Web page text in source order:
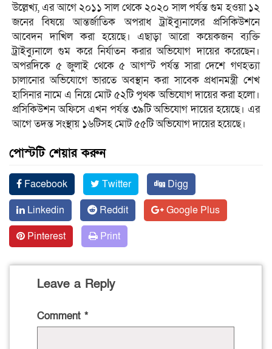
উল্লেখ্য, এর আগে ২০১১ সাল থেকে ২০২০ সাল পর্যন্ত গুম হওয়া ১২
জনের বিষয়ে আন্তর্জাতিক অপরাধ ট্রাইব্যুনালের প্রসিকিউশনে
আবেদন দাখিল করা হয়েছে। এছাড়া আরো কয়েকজন ব্যক্তি
ট্রাইব্যুনালে গুম করে নির্যাতন করার অভিযোগ দায়ের করেছেন।
অপরদিকে ৫ জুলাই থেকে ৫ আগস্ট পর্যন্ত সারা দেশে গণহত্যা
চালানোর অভিযোগে ভারতে অবস্থান করা সাবেক প্রধানমন্ত্রী শেখ
হাসিনার নামে এ নিয়ে মোট ৫২টি পৃথক অভিযোগ দায়ের করা হলো।
প্রসিকিউশন অফিসে এখন পর্যন্ত ৩৯টি অভিযোগ দায়ের হয়েছে। এর
আগে তদন্ত সংস্থায় ১৬টিসহ মোট ৫৫টি অভিযোগ দায়ের হয়েছে।
পোস্টটি শেয়ার করুন
Facebook Twitter
Digg
Linkedin
Reddit
Google Plus
Pinterest
Print
Leave a Reply
Comment *